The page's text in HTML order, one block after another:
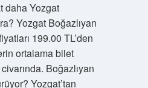
daha Yozgat
Yozgat Boğazlıyan
199.00 TL’den
ortalama bilet
Boğazlıyan
Yozgat’tan